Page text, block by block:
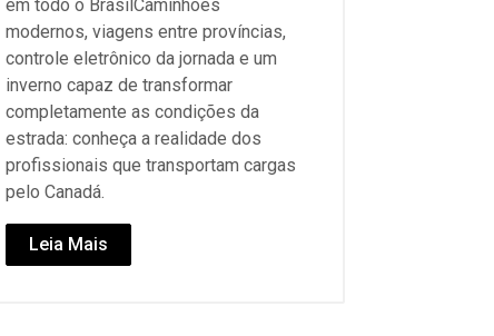
em todo o BrasilCaminhões
modernos, viagens entre províncias,
controle eletrônico da jornada e um
inverno capaz de transformar
completamente as condições da
estrada: conheça a realidade dos
profissionais que transportam cargas
pelo Canadá.
Leia Mais